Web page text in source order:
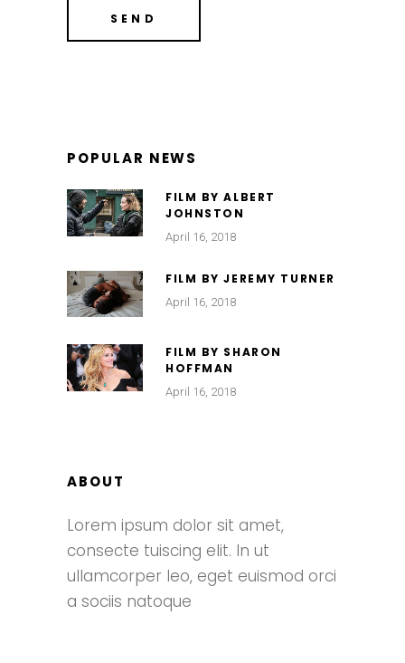
POPULAR NEWS
FILM BY ALBERT
JOHNSTON
April 16, 2018
FILM BY JEREMY TURNER
April 16, 2018
FILM BY SHARON
HOFFMAN
April 16, 2018
ABOUT
Lorem ipsum dolor sit amet,
consecte tuiscing elit. In ut
ullamcorper leo, eget euismod orci
a sociis natoque